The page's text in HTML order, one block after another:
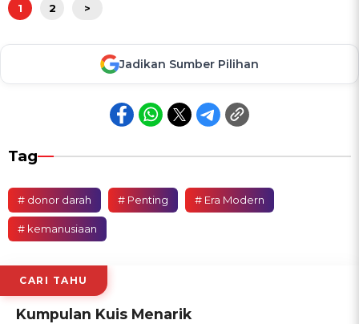
1 2 >
Jadikan Sumber Pilihan
Tag
# donor darah # Penting # Era Modern
# kemanusiaan
CARI TAHU
Kumpulan Kuis Menarik